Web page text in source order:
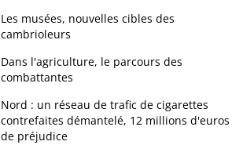
Les musées, nouvelles cibles des
cambrioleurs
Dans l'agriculture, le parcours des
combattantes
Nord : un réseau de trafic de cigarettes
contrefaites démantelé, 12 millions d'euros
de préjudice